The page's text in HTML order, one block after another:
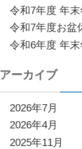
令和7年度 年末
令和7年度お盆
令和6年度 年末
アーカイブ
2026年7月
2026年4月
2025年11月